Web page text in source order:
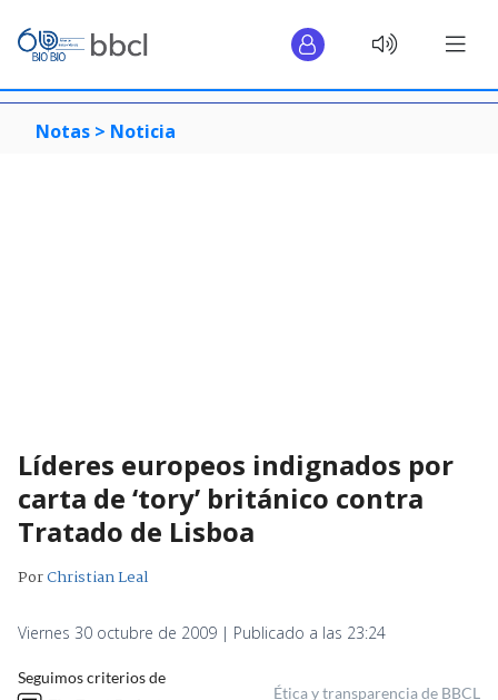
Notas > Noticia
Líderes europeos indignados por
carta de ‘tory’ británico contra
Tratado de Lisboa
PorChristian Leal
Viernes 30 octubre de 2009 | Publicado a las 23:24
Seguimos criterios de
Ética y transparencia de BBCL